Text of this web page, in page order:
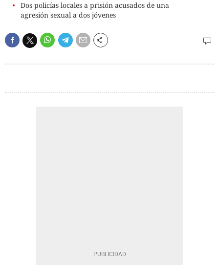
Dos policías locales a prisión acusados de una
agresión sexual a dos jóvenes